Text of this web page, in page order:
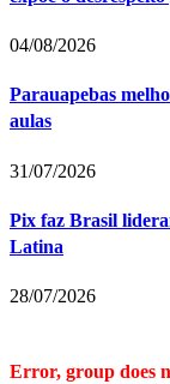
04/08/2026
Parauapebas
aulas
31/07/2026
Pix faz Brasil
Latina
28/07/2026
Error, group does